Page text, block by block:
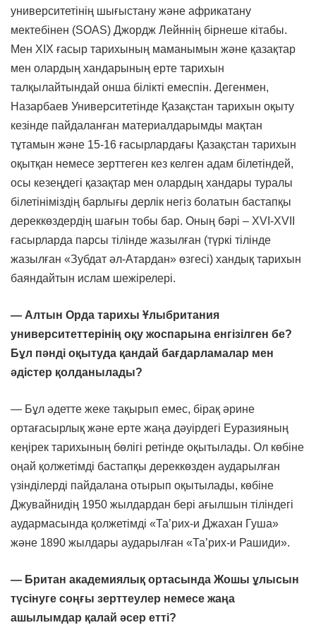
университетінің шығыстану және африкатану
мектебінен (SOAS) Джордж Лейннің бірнеше кітабы.
Мен ХІХ ғасыр тарихының маманымын және қазақтар
мен олардың хандарының ерте тарихын
талқылайтындай онша білікті емеспін. Дегенмен,
Назарбаев Университетінде Қазақстан тарихын оқыту
кезінде пайдаланған материалдарымды мақтан
тұтамын және 15-16 ғасырлардағы Қазақстан тарихын
оқытқан немесе зерттеген кез келген адам білетіндей,
осы кезеңдегі қазақтар мен олардың хандары туралы
білетініміздің барлығы дерлік негіз болатын бастапқы
дереккөздердің шағын тобы бар. Оның бәрі – ХVI-XVII
ғасырларда парсы тілінде жазылған (түркі тілінде
жазылған «Зубдат әл-Атардан» өзгесі) хандық тарихын
баяндайтын ислам шежірелері.
— Алтын Орда тарихы Ұлыбритания
университеттерінің оқу жоспарына енгізілген бе?
Бұл пәнді оқытуда қандай бағдарламалар мен
әдістер қолданылады?
— Бұл әдетте жеке тақырып емес, бірақ әрине
ортағасырлық және ерте жаңа дәуірдегі Еуразияның
кеңірек тарихының бөлігі ретінде оқытылады. Ол көбіне
оңай қолжетімді бастапқы дереккөзден аударылған
үзінділерді пайдалана отырып оқытылады, көбіне
Джувайнидің 1950 жылдардан бері ағылшын тіліндегі
аудармасында қолжетімді «Та’рих-и Джахан Гуша»
және 1890 жылдары аударылған «Та’рих-и Рашиди».
— Британ академиялық ортасында Жошы ұлысын
түсінуге соңғы зерттеулер немесе жаңа
ашылымдар қалай әсер етті?